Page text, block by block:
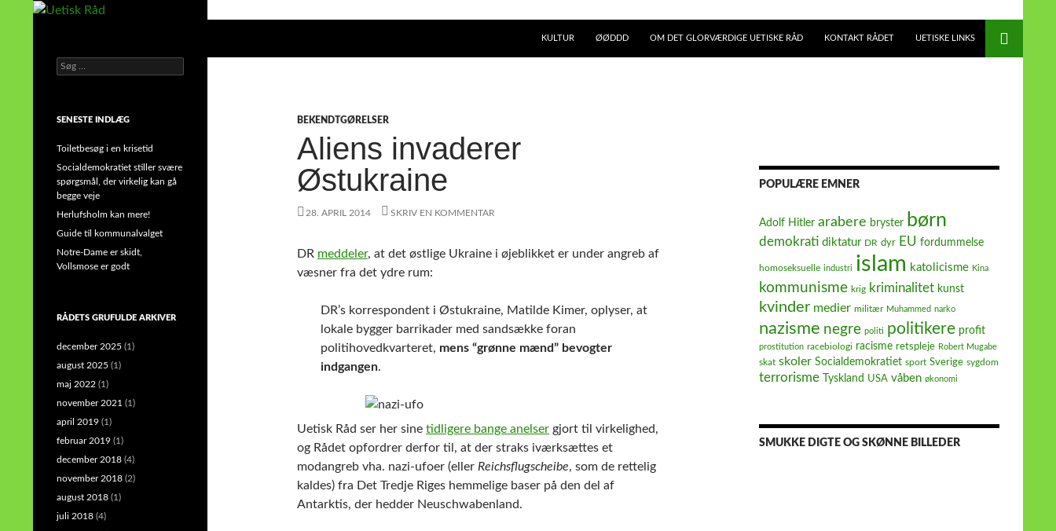
KULTUR ØØDDD OM DET GLORVÆRDIGE UETISKE RÅD KONTAKT RÅDET UETISKE LINKS
BEKENDTGØRELSER
Aliens invaderer
Østukraine
28. APRIL 2014 SKRIV EN KOMMENTAR
DR meddeler, at det østlige Ukraine i øjeblikket er under angreb af
væsner fra det ydre rum:
DR’s korrespondent i Østukraine, Matilde Kimer, oplyser, at
lokale bygger barrikader med sandsække foran
politihovedkvarteret, mens “grønne mænd” bevogter
indgangen.
Uetisk Råd ser her sine tidligere bange anelser gjort til virkelighed,
og Rådet opfordrer derfor til, at der straks iværksættes et
modangreb vha. nazi-ufoer (eller Reichsflugscheibe, som de rettelig
kaldes) fra Det Tredje Riges hemmelige baser på den del af
Antarktis, der hedder Neuschwabenland.
POPULÆRE EMNER
Adolf Hitler arabere bryster børn
demokrati diktatur DR dyr EU fordummelse
homoseksuelle industri islam katolicisme Kina
kommunisme krig kriminalitet kunst
kvinder medier militær Muhammed narko
nazisme negre politi politikere profit
prostitution racebiologi racisme retspleje Robert Mugabe
skat skoler Socialdemokratiet sport Sverige sygdom
terrorisme Tyskland USA våben økonomi
SMUKKE DIGTE OG SKØNNE BILLEDER
din stemme i et sygt, sygt samfund!
Søg
efter:
SENESTE INDLÆG
Toiletbesøg i en krisetid
Socialdemokratiet stiller svære
spørgsmål, der virkelig kan gå
begge veje
Herlufsholm kan mere!
Guide til kommunalvalget
Notre-Dame er skidt,
Vollsmose er godt
RÅDETS GRUFULDE ARKIVER
december 2025 (1)
august 2025 (1)
maj 2022 (1)
november 2021 (1)
april 2019 (1)
februar 2019 (1)
december 2018 (4)
november 2018 (2)
august 2018 (1)
juli 2018 (4)